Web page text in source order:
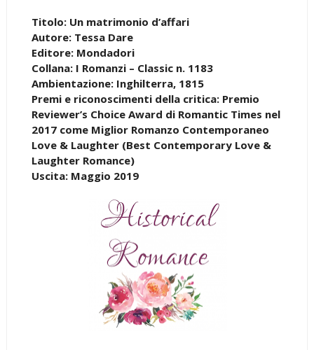
Titolo: Un matrimonio d’affari
Autore: Tessa Dare
Editore: Mondadori
Collana: I Romanzi – Classic n. 1183
Ambientazione: Inghilterra, 1815
Premi e riconoscimenti della critica: Premio
Reviewer’s Choice Award di Romantic Times nel
2017 come Miglior Romanzo Contemporaneo
Love & Laughter (Best Contemporary Love &
Laughter Romance)
Uscita: Maggio 2019